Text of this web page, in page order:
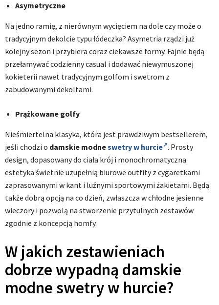
Asymetryczne
Na jedno ramię, z nierównym wycięciem na dole czy może o
tradycyjnym dekolcie typu łódeczka? Asymetria rządzi już
kolejny sezon i przybiera coraz ciekawsze formy. Fajnie będą
przełamywać codzienny casual i dodawać niewymuszonej
kokieterii nawet tradycyjnym golfom i swetrom z
zabudowanymi dekoltami.
Prążkowane golfy
Nieśmiertelna klasyka, która jest prawdziwym bestsellerem,
jeśli chodzi o damskie modneswetry w hurcie . Prosty
design, dopasowany do ciała krój i monochromatyczna
estetyka świetnie uzupełnią biurowe outfity z cygaretkami
zaprasowanymi w kant i luźnymi sportowymi żakietami. Będą
także dobrą opcją na co dzień, zwłaszcza w chłodne jesienne
wieczory i pozwolą na stworzenie przytulnych zestawów
zgodnie z koncepcją homfy.
W jakich zestawieniach
dobrze wypadną damskie
modne swetry w hurcie?